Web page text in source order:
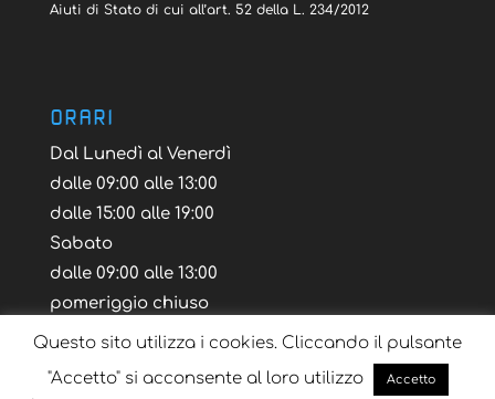
Aiuti di Stato di cui all’art. 52 della L. 234/2012
ORARI
Dal Lunedì al Venerdì
dalle 09:00 alle 13:00
dalle 15:00 alle 19:00
Sabato
dalle 09:00 alle 13:00
pomeriggio chiuso
Questo sito utilizza i cookies. Cliccando il pulsante
"Accetto" si acconsente al loro utilizzo
Accetto